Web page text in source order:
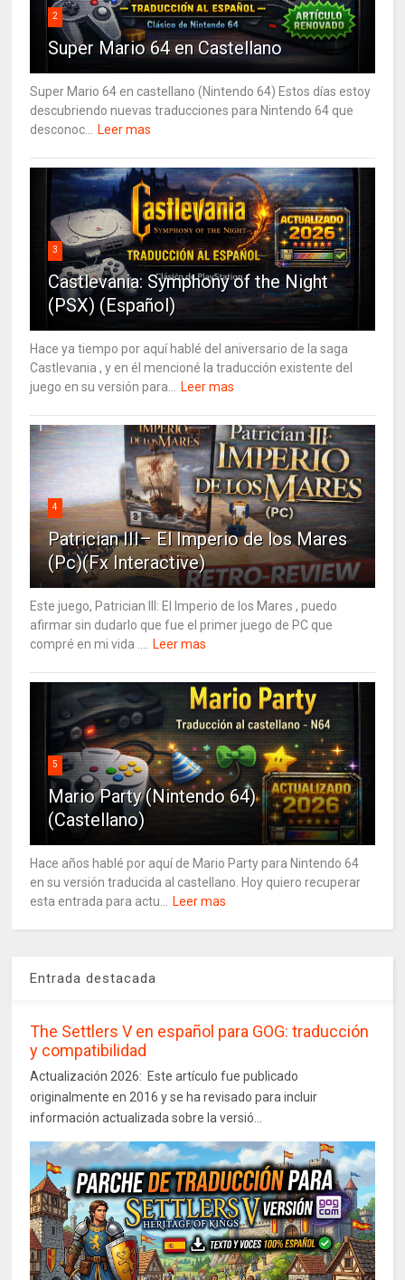
2
Super Mario 64 en Castellano
Super Mario 64 en castellano (Nintendo 64) Estos días estoy
descubriendo nuevas traducciones para Nintendo 64 que
desconoc...
Leer mas
3
Castlevania: Symphony of the Night
(PSX) (Español)
Hace ya tiempo por aquí hablé del aniversario de la saga
Castlevania , y en él mencioné la traducción existente del
juego en su versión para...
Leer mas
4
Patrician III– El Imperio de los Mares
(Pc)(Fx Interactive)
Este juego, Patrician III: El Imperio de los Mares , puedo
afirmar sin dudarlo que fue el primer juego de PC que
compré en mi vida ....
Leer mas
5
Mario Party (Nintendo 64)
(Castellano)
Hace años hablé por aquí de Mario Party para Nintendo 64
en su versión traducida al castellano. Hoy quiero recuperar
esta entrada para actu...
Leer mas
Entrada destacada
The Settlers V en español para GOG: traducción
y compatibilidad
Actualización 2026: Este artículo fue publicado
originalmente en 2016 y se ha revisado para incluir
información actualizada sobre la versió...